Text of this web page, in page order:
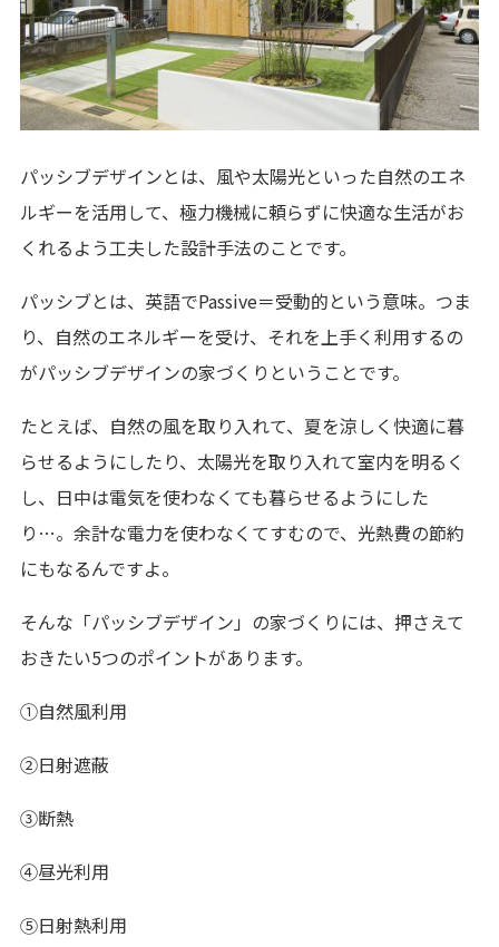
パッシブデザインとは、風や太陽光といった自然のエネ
ルギーを活用して、極力機械に頼らずに快適な生活がお
くれるよう工夫した設計手法のことです。
パッシブとは、英語でPassive＝受動的という意味。つま
り、自然のエネルギーを受け、それを上手く利用するの
がパッシブデザインの家づくりということです。
たとえば、自然の風を取り入れて、夏を涼しく快適に暮
らせるようにしたり、太陽光を取り入れて室内を明るく
し、日中は電気を使わなくても暮らせるようにした
り…。余計な電力を使わなくてすむので、光熱費の節約
にもなるんですよ。
そんな「パッシブデザイン」の家づくりには、押さえて
おきたい5つのポイントがあります。
①自然風利用
②日射遮蔽
③断熱
④昼光利用
⑤日射熱利用